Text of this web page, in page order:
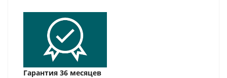
Гарантия 36 месяцев